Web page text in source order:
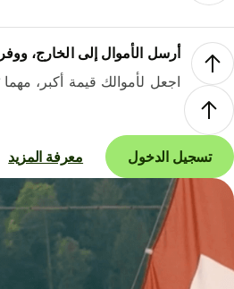
أرسل الأموال إلى الخارج، ووفر
اجعل لأموالك قيمة أكبر، مهما
تسجيل الدخول معرفة المزيد